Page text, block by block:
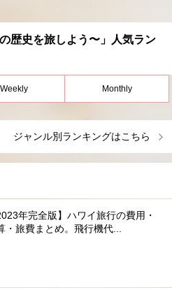
歴史を旅しよう〜」人気ラン
Weekly Monthly
ジャンル別ランキングはこちら
年完全版】ハワイ旅行の費用・
・旅費まとめ。飛行機代...